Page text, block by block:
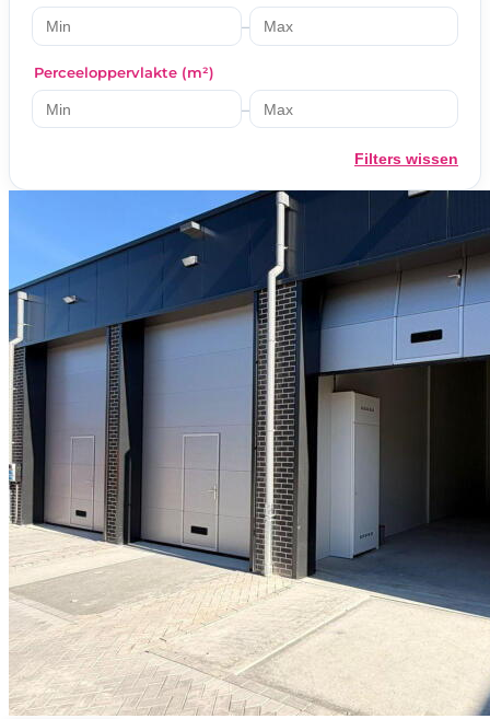
–
Perceeloppervlakte (m²)
–
Filters wissen